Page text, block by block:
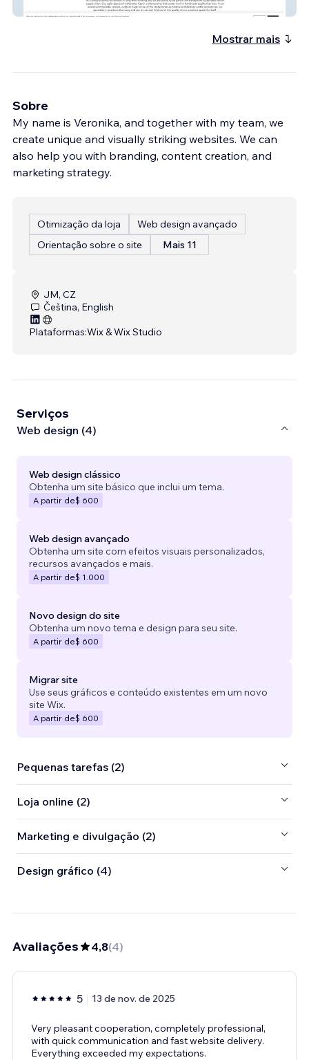
Mostrar mais
Sobre
My name is Veronika, and together with my team, we
create unique and visually striking websites. We can
also help you with branding, content creation, and
marketing strategy.
Otimização da loja
Web design avançado
Orientação sobre o site
Mais 11
JM, CZ
Čeština, English
Plataformas:Wix & Wix Studio
Serviços
Web design (4)
Web design clássico
Obtenha um site básico que inclui um tema.
A partir de$ 600
Web design avançado
Obtenha um site com efeitos visuais personalizados,
recursos avançados e mais.
A partir de$ 1.000
Novo design do site
Obtenha um novo tema e design para seu site.
A partir de$ 600
Migrar site
Use seus gráficos e conteúdo existentes em um novo
site Wix.
A partir de$ 600
Pequenas tarefas (2)
Loja online (2)
Marketing e divulgação (2)
Design gráfico (4)
Avaliações 4,8(4)
5 13 de nov. de 2025
Very pleasant cooperation, completely professional,
with quick communication and fast website delivery.
Everything exceeded my expectations.